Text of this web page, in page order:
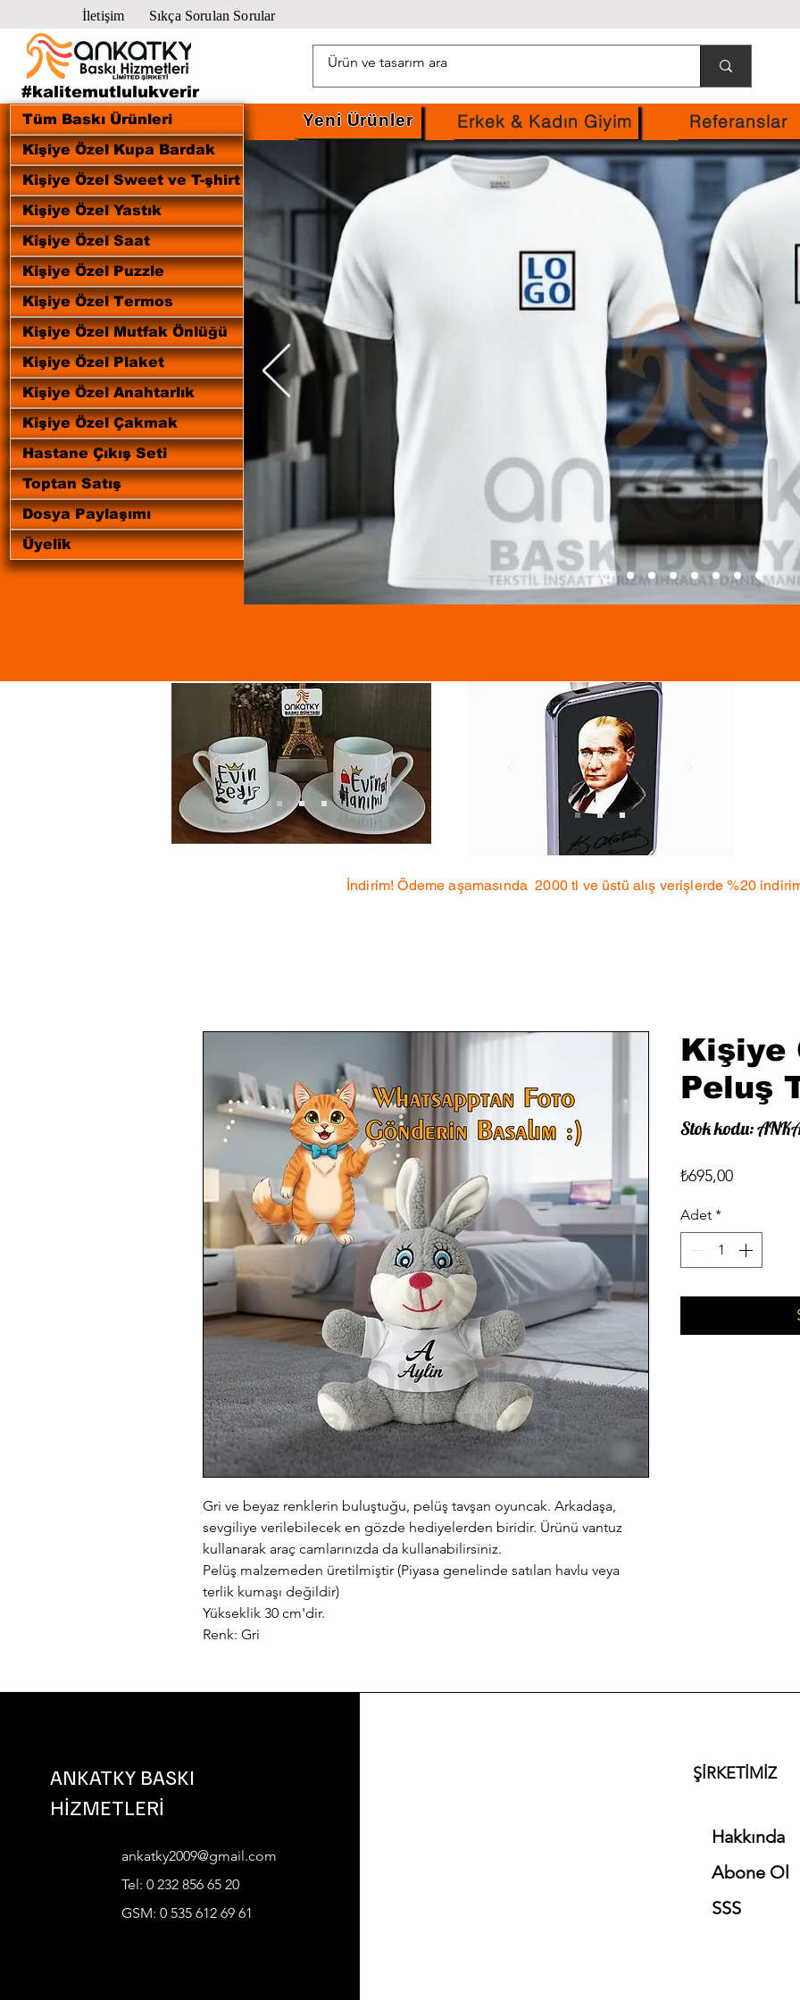
İletişim Sıkça Sorulan Sorular
#kalitemutlulukverir
Tüm Baskı Ürünleri
Kişiye Özel Kupa Bardak
Kişiye Özel Sweet ve T-şhirt
Kişiye Özel Yastık
Kişiye Özel Saat
Kişiye Özel Puzzle
Kişiye Özel Termos
Kişiye Özel Mutfak Önlüğü
Kişiye Özel Plaket
Kişiye Özel Anahtarlık
Kişiye Özel Çakmak
Hastane Çıkış Seti
Toptan Satış
Dosya Paylaşımı
Üyelik
Yeni Ürünler Erkek & Kadın Giyim Referanslar
İndirim! Ödeme aşamasında 2000 tl ve üstü alış verişlerde %20
Gri ve beyaz renklerin buluştuğu, pelüş tavşan oyuncak. Arkadaşa,
sevgiliye verilebilecek en gözde hediyelerden biridir. Ürünü vantuz
kullanarak araç camlarınızda da kullanabilirsiniz.
Pelüş malzemeden üretilmiştir (Piyasa genelinde satılan havlu veya
terlik kumaşı değildir)
Yükseklik 30 cm'dir.
Renk: Gri
Kişiye
Peluş
Stok kodu:
₺695,00Fiyat
Adet *
ANKATKY BASKI
HİZMETLERİ
ankatky2009@gmail.com
Tel: 0 232 856 65 20
GSM: 0 535 612 69 61
ŞİRKETİMİZ
Hakkında
Abone Ol
SSS